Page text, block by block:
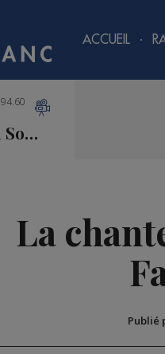
ACCUEIL
La Musique au Sommet
94.60
La
Publié